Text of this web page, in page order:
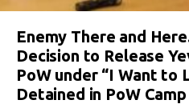
Enemy There and
Decision to Release
PoW under “I Want to
Detained in PoW